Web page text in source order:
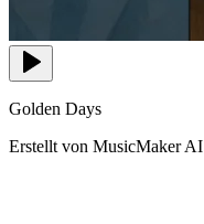
Golden Days
Erstellt von MusicMaker AI